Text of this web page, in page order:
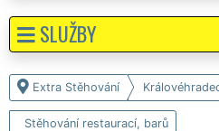
Extra Stěhování
Stěhování restaurací, barů
SLUŽBY